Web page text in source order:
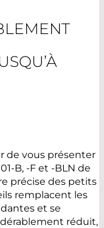
de vous présenter
B, -F et -BLN de
précise des petits
remplacent les
et se
réduit,